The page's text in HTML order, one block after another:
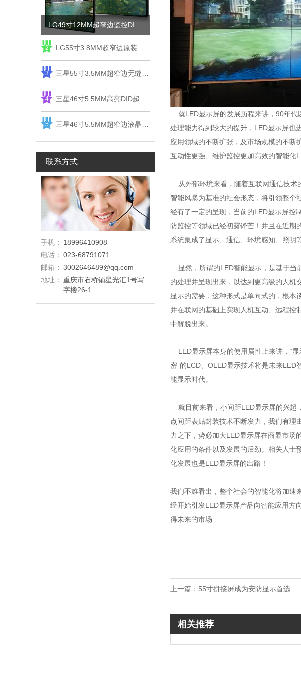
2
3
4
5
联系方式
手机：
18996410908
电话： 023-68791071
邮箱： 3002646489@qq.com
地址： 重庆市石桥铺星光汇1号写
字楼26-1
就LED显示屏的发展历程来讲，90年代
处理能力得到较大的提升，LED显示屏也
应用领域的不断扩张，及市场规模的不断
互动性更强、维护监控更加高效的智能化
从外部环境来看，随着互联网通信技术
智能风暴为基准的社会形态，将引领整个
经有了一定的呈现，当前的LED显示屏控
防监控等领域已经初露锋芒！并且在近期
系统集成了显示、通信、环境感知、照明
显然，所谓的LED智能显示，是基于当
的处理并呈现出来，以达到更高级的人机
显示的需要，这种形式是单向式的，根本
并在联网的基础上实现人机互动、远程控
中解脱出来。
LED显示屏本身的使用属性上来讲，“显
密”的LCD、OLED显示技术将是未来
能显示时代。
就目前来看，小间距LED显示屏的兴起
点间距表贴封装技术不断发力，我们有理
力之下，势必加大LED显示屏在商显市场
化应用的条件以及发展的后劲。相关人士
化发展也是LED显示屏的出路！
我们不难看出，整个社会的智能化将加速
经开始引发LED显示屏产品向智能应用方
得未来的市场
上一篇： 55寸拼接屏成为安防显示首选
相关推荐